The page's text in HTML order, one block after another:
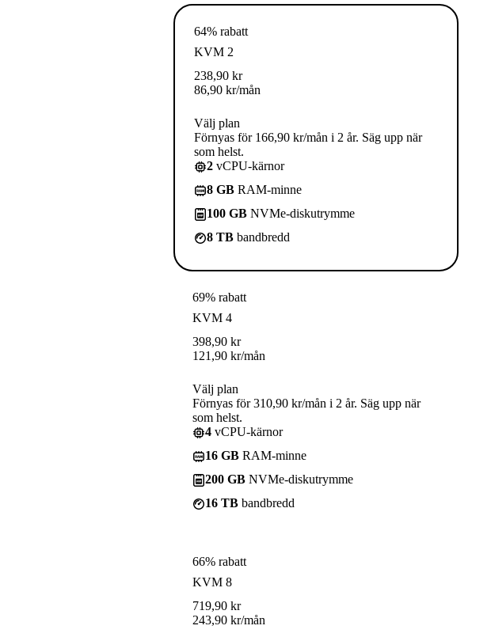
64% rabatt
KVM 2
238,90 kr
86,90 kr/mån
Välj plan
Förnyas för 166,90 kr/mån i 2 år. Säg upp när
som helst.
2 vCPU-kärnor
8 GB RAM-minne
100 GB NVMe-diskutrymme
8 TB bandbredd
69% rabatt
KVM 4
398,90 kr
121,90 kr/mån
Välj plan
Förnyas för 310,90 kr/mån i 2 år. Säg upp när
som helst.
4 vCPU-kärnor
16 GB RAM-minne
200 GB NVMe-diskutrymme
16 TB bandbredd
66% rabatt
KVM 8
719,90 kr
243,90 kr/mån